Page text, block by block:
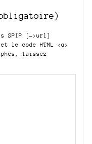
SPIP
[->url]
et le code HTML <q>
laissez